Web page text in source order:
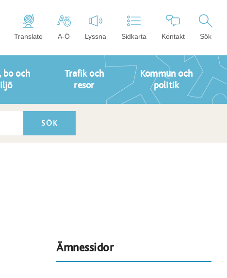
Translate A-Ö Lyssna Sidkarta Kontakt Sök
bo och
Trafik och
resor
Kommun och
politik
Ämnessidor